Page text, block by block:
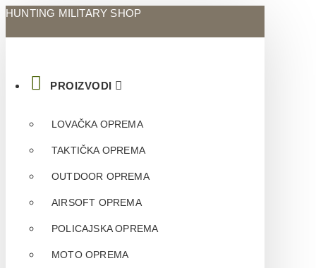
HUNTING MILITARY SHOP
PROIZVODI
LOVAČKA OPREMA
TAKTIČKA OPREMA
OUTDOOR OPREMA
AIRSOFT OPREMA
POLICAJSKA OPREMA
MOTO OPREMA